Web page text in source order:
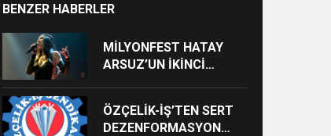
BENZER HABERLER
MİLYONFEST HATAY
ARSUZ’UN İKİNCİ
ALACAK
ÖZÇELİK-İŞ’TEN SERT
DEZENFORMASYON